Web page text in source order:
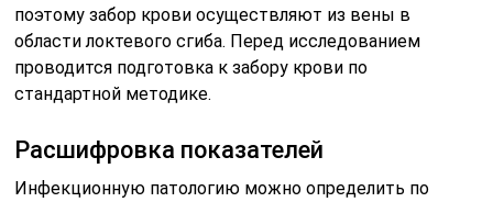
поэтому забор крови осуществляют из вены в
области локтевого сгиба. Перед исследованием
проводится подготовка к забору крови по
стандартной методике.
Расшифровка показателей
Инфекционную патологию можно определить по